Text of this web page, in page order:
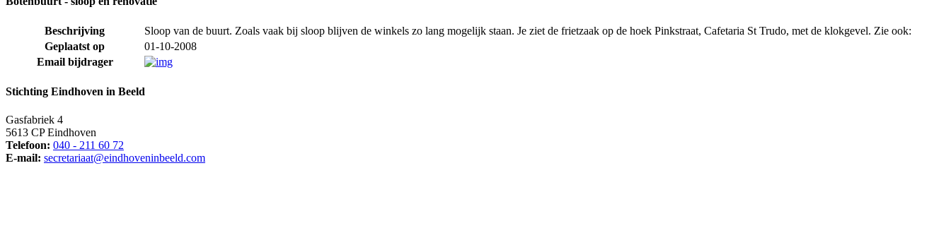
Beschrijving
Sloop van de buurt. Zoals vaak bij sloop blijven de winkels zo lang mogelijk staan. Je ziet de frietzaak op de hoek Pinkstraat, Cafetaria St Trudo, met de klokgevel. Zie ook:
Geplaatst op
01-10-2008
Email bijdrager
Stichting Eindhoven in Beeld
Gasfabriek 4
5613 CP Eindhoven
Telefoon: 040 - 211 60 72
E-mail: secretariaat@eindhoveninbeeld.com